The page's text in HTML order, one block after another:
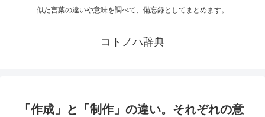
似た言葉の違いや意味を調べて、備忘録としてまとめます。
コトノハ辞典
「作成」と「制作」の違い。それぞれの意